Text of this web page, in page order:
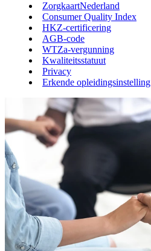
ZorgkaartNederland
Consumer Quality Index
HKZ-certificering
AGB-code
WTZa-vergunning
Kwaliteitsstatuut
Privacy
Erkende opleidingsinstelling